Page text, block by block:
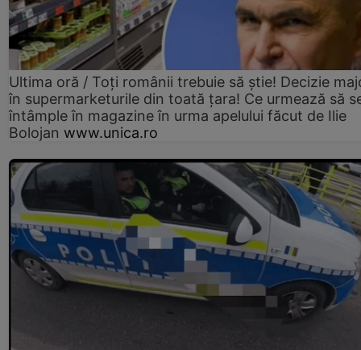
Ultima oră / Toți românii trebuie să știe! Decizie
în supermarketurile din toată țara! Ce urmează să
întâmple în magazine în urma apelului făcut de Ilie
Bolojan www.unica.ro